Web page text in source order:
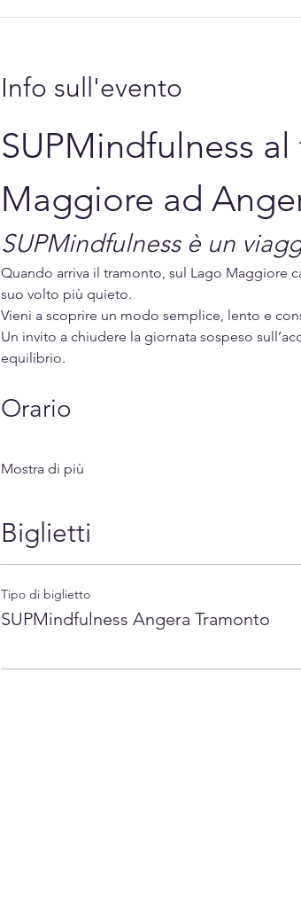
Info sull'evento
SUPMindfulness
Maggiore ad
SUPMindfulness è un
Quando arriva il tramonto, sul Lago Maggiore
suo volto più quieto.
Vieni a scoprire un modo semplice, lento e
Un invito a chiudere la giornata sospeso
equilibrio.
Orario
Mostra di più
Biglietti
Tipo di biglietto
SUPMindfulness Angera Tramonto